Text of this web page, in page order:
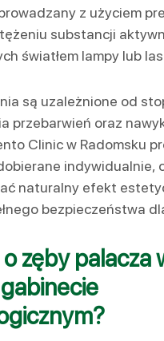
z użyciem
substancji
światłem lampy lub
są uzależnione od
przebarwień oraz
Clinic w Radomsku
indywidualnie,
naturalny efekt
bezpieczeństwa
zęby palacza